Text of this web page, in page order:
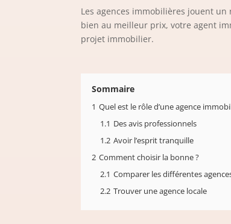
Les agences immobilières jouent
bien au meilleur prix, votre agent
projet immobilier.
Sommaire
1 Quel est le rôle d’une agence
1.1 Des avis professionnels
1.2 Avoir l’esprit tranquille
2 Comment choisir la bonne ?
2.1 Comparer les différentes
2.2 Trouver une agence locale